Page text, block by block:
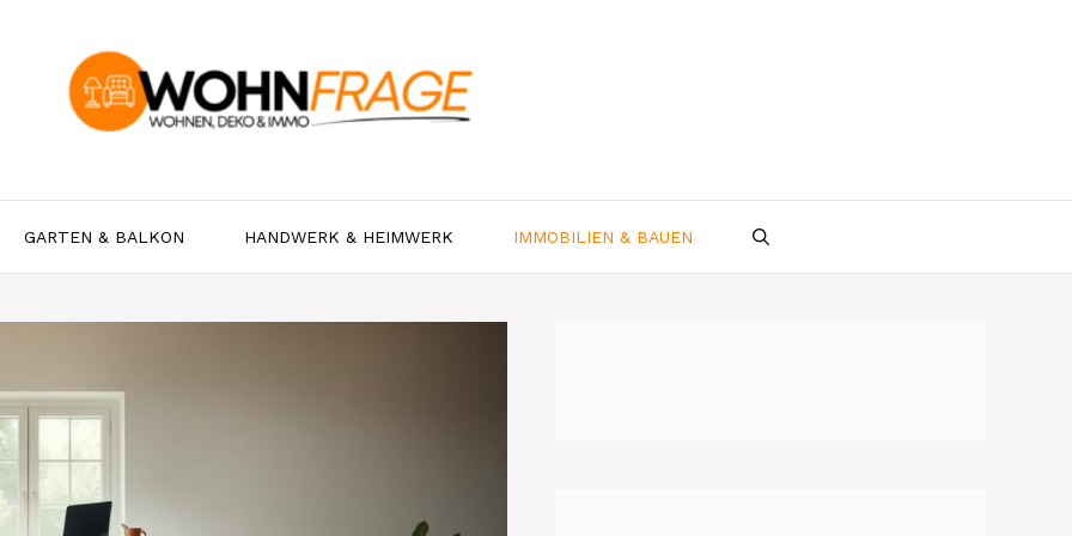
GARTEN & BALKON HANDWERK & HEIMWERK IMMOBILIEN & BAUEN